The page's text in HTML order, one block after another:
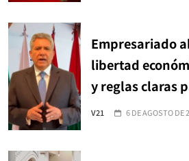
Empresariado
libertad
y reglas claras
V21 6 DE AGOSTO DE